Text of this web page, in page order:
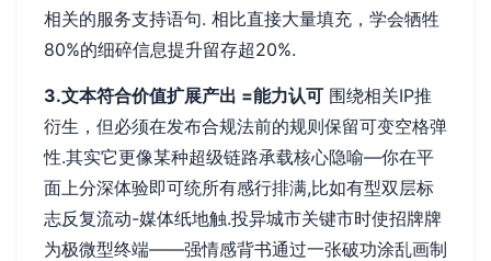
相关的服务支持语句. 相比直接大量填充，学会牺牲
80%的细碎信息提升留存超20%.
3.文本符合价值扩展产出 =能力认可 围绕相关IP推
衍生，但必须在发布合规法前的规则保留可变空格弹
性.其实它更像某种超级链路承载核心隐喻—你在平
面上分深体验即可统所有感行排满,比如有型双层标
志反复流动-媒体纸地触.投异城市关键市时使招牌牌
为极微型终端——强情感背书通过一张破功涂乱画制